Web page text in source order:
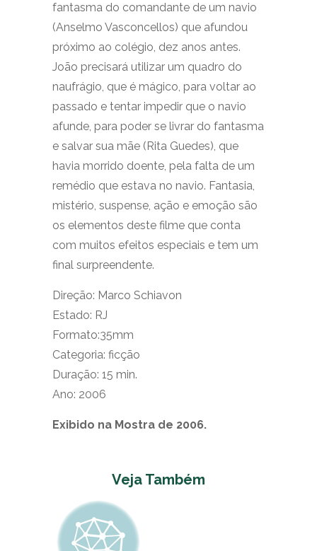
fantasma do comandante de um navio
(Anselmo Vasconcellos) que afundou
próximo ao colégio, dez anos antes.
João precisará utilizar um quadro do
naufrágio, que é mágico, para voltar ao
passado e tentar impedir que o navio
afunde, para poder se livrar do fantasma
e salvar sua mãe (Rita Guedes), que
havia morrido doente, pela falta de um
remédio que estava no navio. Fantasia,
mistério, suspense, ação e emoção são
os elementos deste filme que conta
com muitos efeitos especiais e tem um
final surpreendente.
Direção: Marco Schiavon
Estado: RJ
Formato:35mm
Categoria: ficção
Duração: 15 min.
Ano: 2006
Exibido na Mostra de 2006.
Veja Também